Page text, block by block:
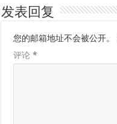
发表回复
您的邮箱地址不会被公开。
评论*